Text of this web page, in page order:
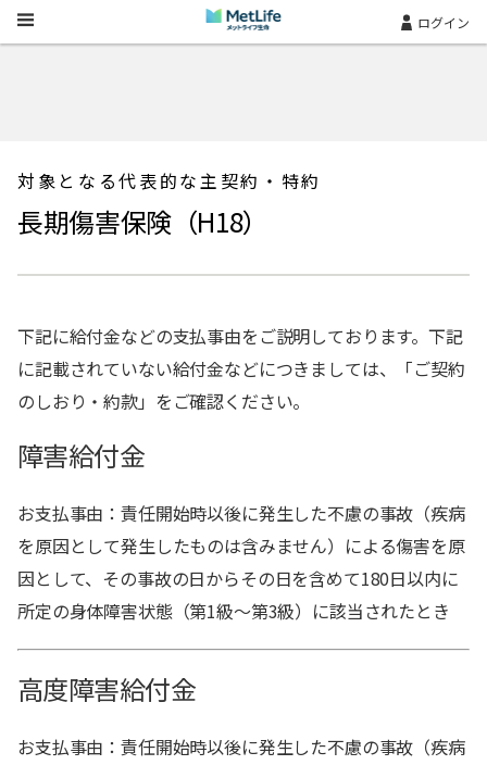
Skip Navigation ログイン
対象となる代表的な主契約・特約
長期傷害保険（H18）
下記に給付金などの支払事由をご説明しております。下記
に記載されていない給付金などにつきましては、「ご契約
のしおり・約款」をご確認ください。
障害給付金
お支払事由：責任開始時以後に発生した不慮の事故（疾病
を原因として発生したものは含みません）による傷害を原
因として、その事故の日からその日を含めて180日以内に
所定の身体障害状態（第1級～第3級）に該当されたとき
高度障害給付金
お支払事由：責任開始時以後に発生した不慮の事故（疾病